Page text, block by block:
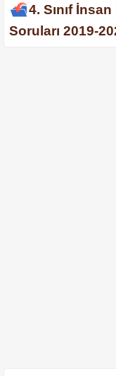
4. Sınıf
Soruları 2019-